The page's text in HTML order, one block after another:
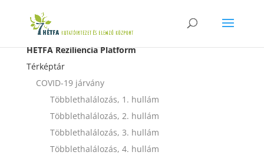
HÉTFA Reziliencia Platform
Térképtár
COVID-19 járvány
Többlethalálozás, 1. hullám
Többlethalálozás, 2. hullám
Többlethalálozás, 3. hullám
Többlethalálozás, 4. hullám